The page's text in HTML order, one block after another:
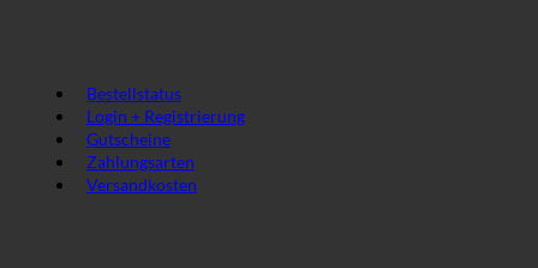
Bestellstatus
Login + Registrierung
Gutscheine
Zahlungsarten
Versandkosten